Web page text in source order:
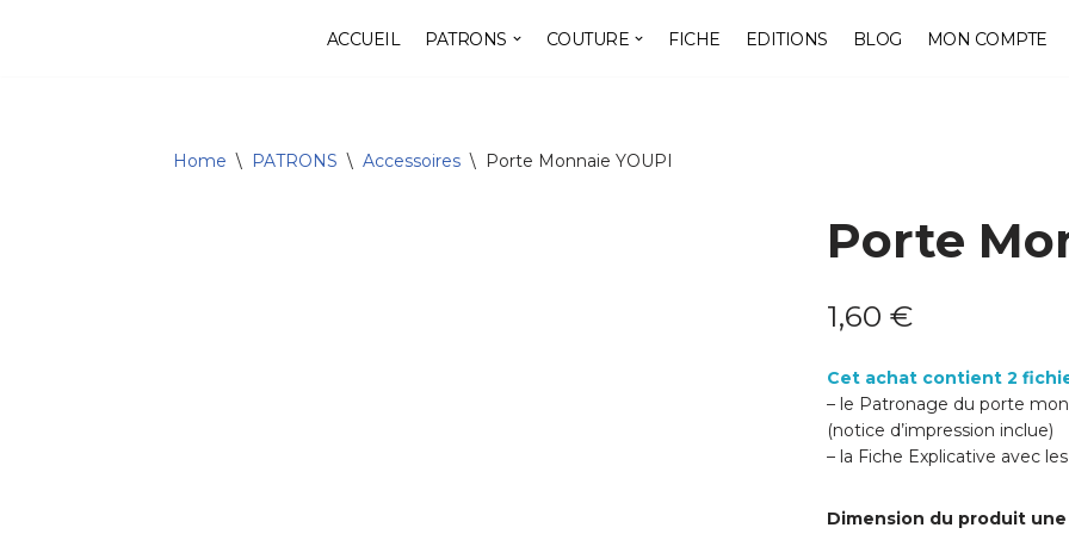
ACCUEIL PATRONS COUTURE FICHE EDITIONS BLOG MON COMPTE
Home \ PATRONS \ Accessoires \ Porte Monnaie YOUPI
Porte
1,60€
Cet achat contient 2
– le Patronage du porte
(notice d’impression inclue)
– la Fiche Explicative avec
Dimension du produit